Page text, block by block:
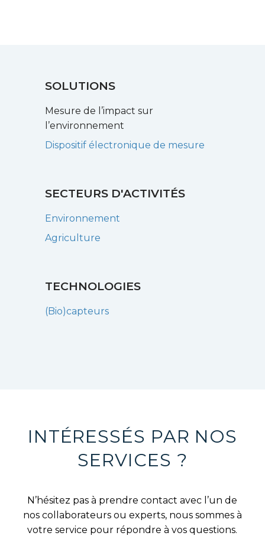
SOLUTIONS
Mesure de l’impact sur
l’environnement
Dispositif électronique de mesure
SECTEURS D'ACTIVITÉS
Environnement
Agriculture
TECHNOLOGIES
(Bio)capteurs
INTÉRESSÉS PAR NOS
SERVICES ?
N’hésitez pas à prendre contact avec l’un de
nos collaborateurs ou experts, nous sommes à
votre service pour répondre à vos questions.